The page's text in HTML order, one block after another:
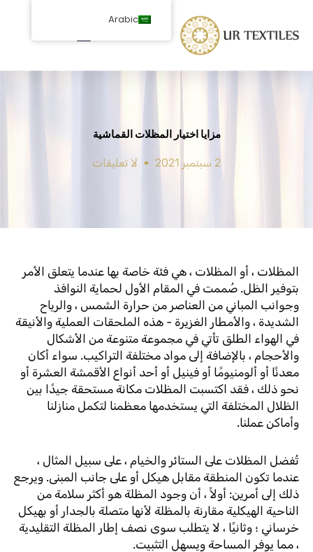
المحتوى
مزايا اختيار المظلات القماشية
2 سبتمبر 2021 لا تعليقات
المظلات ، أو المظلات ، هي فئة خاصة بها عندما يتعلق الأمر
بتوفير الظل. صُممت في المقام الأول لحماية النوافذ
وجوانب المباني من العناصر من حرارة الشمس ، والرياح
الشديدة ، والأمطار الغزيرة - هذه الملحقات العملية والأنيقة
في الهواء الطلق تأتي في مجموعة متنوعة من الأشكال
والأحجام ، بالإضافة إلى مواد مختلفة التراكيب. سواء أكان
معدنًا أو ألومنيومًا أو فينيل أو أحد أنواع الأقمشة العشرة أو
نحو ذلك ، فقد اكتسبت المظلات مكانة مستحقة جيدًا بين
الظلال المختلفة التي يستخدمها معظمنا لتكمل منازلنا
وأماكن عملنا.
تُفضل المظلات على الستائر والخيام ، على سبيل المثال ،
عندما تكون المنطقة مقابل هيكل أو على جانب المبنى. ويرجع
ذلك إلى أمرين: أولاً ، أن وجود المظلة هو أكثر سلامة من
الناحية الهيكلية مقارنة بالمظلة لأنها متصلة بالجدار أو بهيكل
خرساني ؛ وثانيًا ، لا يتطلب سوى نصف إطار المظلة التقليدية
، مما يوفر المساحة ويسهل التثبيت.
Arabic